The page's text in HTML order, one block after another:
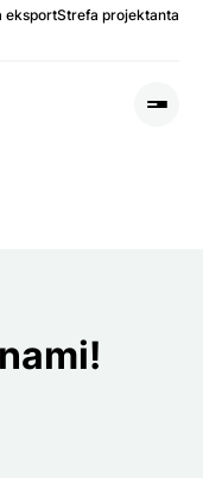
eksportStrefa projektanta